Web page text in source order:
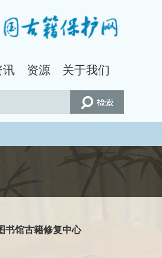
讯 资源 关于我们
书馆古籍修复中心